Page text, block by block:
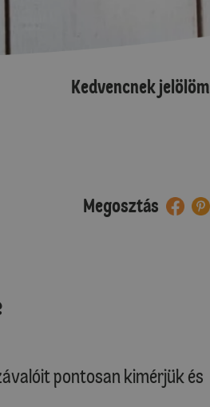
Kedvencnek jelölöm
Megosztás
pontosan kimérjük és